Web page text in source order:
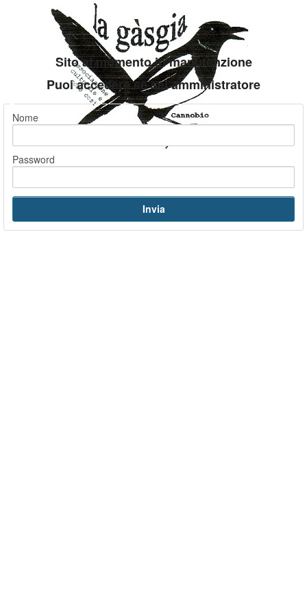
Sito al momento in manutenzione
Puoi accedere se sei amministratore
Nome
Password